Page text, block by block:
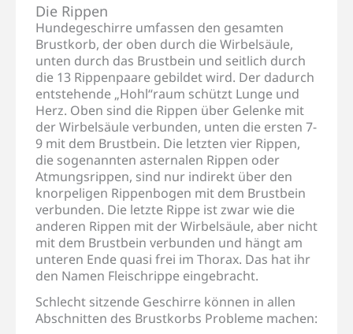
Die Rippen
Hundegeschirre umfassen den gesamten
Brustkorb, der oben durch die Wirbelsäule,
unten durch das Brustbein und seitlich durch
die 13 Rippenpaare gebildet wird. Der dadurch
entstehende „Hohl“raum schützt Lunge und
Herz. Oben sind die Rippen über Gelenke mit
der Wirbelsäule verbunden, unten die ersten 7-
9 mit dem Brustbein. Die letzten vier Rippen,
die sogenannten asternalen Rippen oder
Atmungsrippen, sind nur indirekt über den
knorpeligen Rippenbogen mit dem Brustbein
verbunden. Die letzte Rippe ist zwar wie die
anderen Rippen mit der Wirbelsäule, aber nicht
mit dem Brustbein verbunden und hängt am
unteren Ende quasi frei im Thorax. Das hat ihr
den Namen Fleischrippe eingebracht.
Schlecht sitzende Geschirre können in allen
Abschnitten des Brustkorbs Probleme machen: